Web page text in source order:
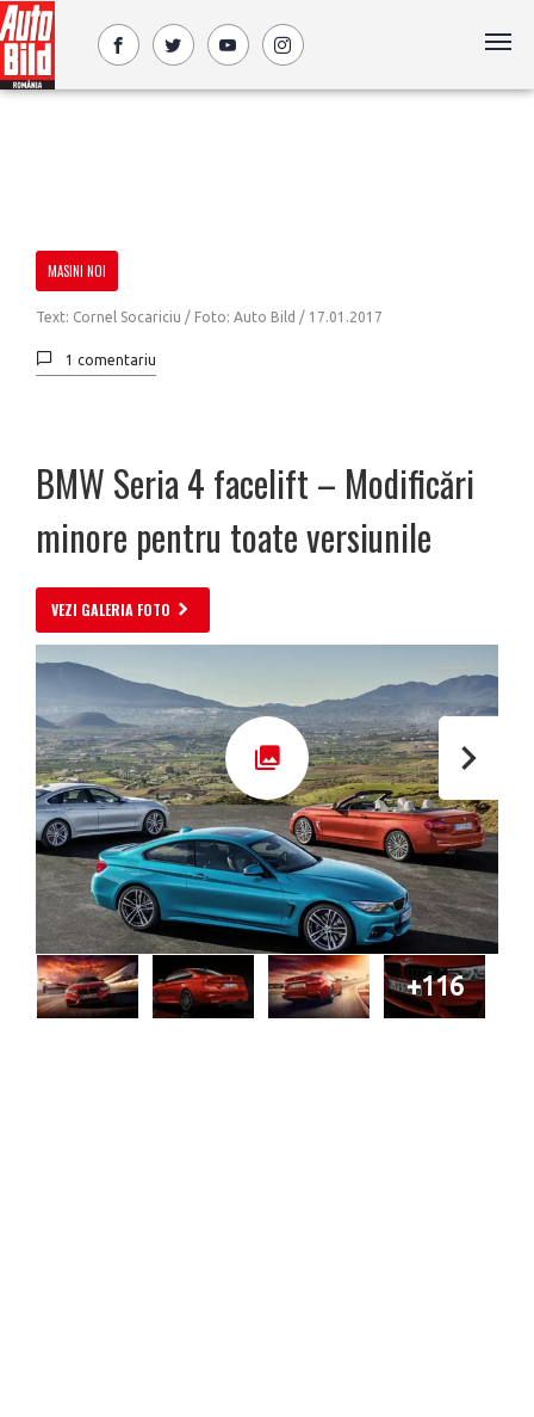
MASINI NOI
Text: Cornel Socariciu / Foto: Auto Bild / 17.01.2017
1 comentariu
BMW Seria 4 facelift – Modificări
minore pentru toate versiunile
VEZI GALERIA FOTO
+116